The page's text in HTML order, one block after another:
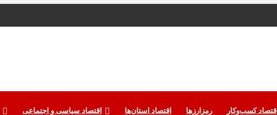
اقتصاد سیاسی و اجتماعی اقتصاد استان‌ها رمزارزها اقتصاد کسب‌و‌کار